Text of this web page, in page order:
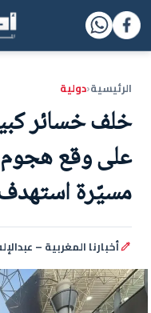
الرئيسية‹دولية
خلف خسائر
على وقع هجوم
مسيّرة
أخبارنا المغربية –